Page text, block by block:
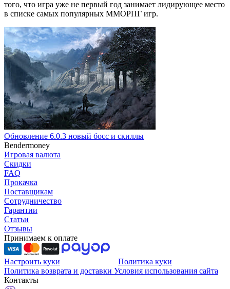
того, что игра уже не первый год занимает лидирующее место
в списке самых популярных ММОРПГ игр.
Обновление 6.0.3 новый босс и скиллы
Bendermoney
Игровая валюта
Скидки
FAQ
Прокачка
Поставщикам
Сотрудничество
Гарантии
Статьи
Отзывы
Принимаем к оплате
Настроить куки
Политика куки
Политика возврата и доставки Условия использования сайта
Контакты